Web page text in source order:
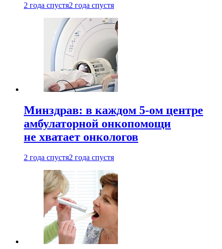
2 года спустя2 года спустя
Минздрав: в каждом 5-ом центре
амбулаторной онкопомощи
не хватает онкологов
2 года спустя2 года спустя